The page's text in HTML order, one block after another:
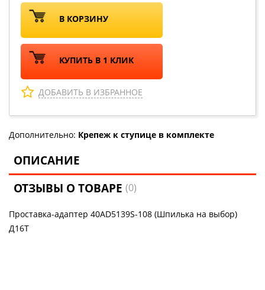
В КОРЗИНУ
КУПИТЬ В 1 КЛИК
ДОБАВИТЬ В ИЗБРАННОЕ
Дополнительно: Крепеж к ступице в комплекте
ОПИСАНИЕ
ОТЗЫВЫ О ТОВАРЕ(0)
Проставка-адаптер 40AD5139S-108 (Шпилька на выбор)
Д16Т